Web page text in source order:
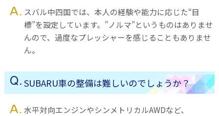
スバル中四国では、本人の経験や能力に応じた“目
標”を設定しています。”ノルマ”というものはありませ
んので、過度なプレッシャーを感じることもありませ
ん。
SUBARU車の整備は難しいのでしょうか？
水平対向エンジンやシンメトリカルAWDなど、